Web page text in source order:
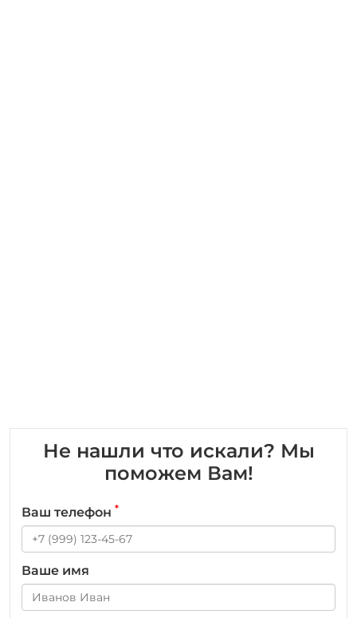
Не нашли что искали? Мы
поможем Вам!
Ваш телефон *
Ваше имя